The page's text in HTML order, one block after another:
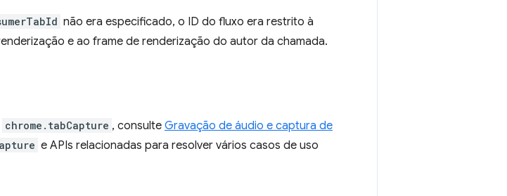
não era especificado, o ID do fluxo era restrito à
e ao frame de renderização do autor da chamada.
chrome.tabCapture , consulte Gravação de áudio e captura de
e APIs relacionadas para resolver vários casos de uso